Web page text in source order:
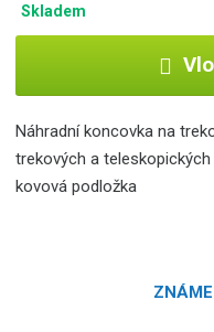
Skladem
Náhradní koncovka na
trekových a
kovová podložka